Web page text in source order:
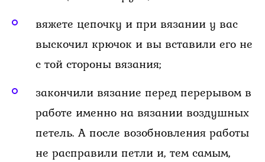
вяжете цепочку и при вязании у вас
выскочил крючок и вы вставили его не
с той стороны вязания;
закончили вязание перед перерывом в
работе именно на вязании воздушных
петель. А после возобновления работы
не расправили петли и, тем самым,